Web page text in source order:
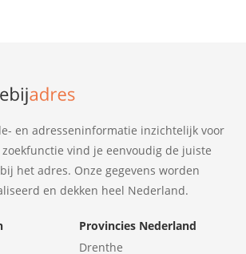
en adresseninformatie inzichtelijk voor
vind je eenvoudig de juiste
het adres. Onze gegevens worden
en dekken heel Nederland.
Provincies Nederland
Drenthe